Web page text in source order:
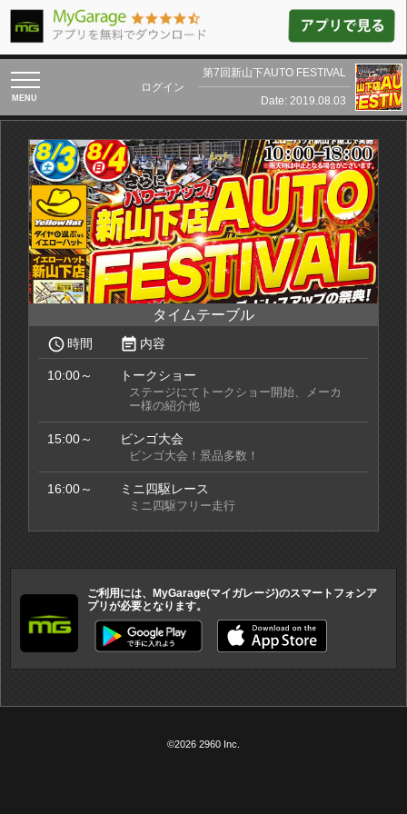
toggle
navigation
ログイン
第7回新山下AUTO FESTIVAL
Date: 2019.08.03
タイムテーブル
access_time時間 event_note 内容
10:00～ トークショー
ステージにてトークショー開始、メーカ
ー様の紹介他
15:00～ ビンゴ大会
ビンゴ大会！景品多数！
16:00～ ミニ四駆レース
ミニ四駆フリー走行
ご利用には、MyGarage(マイガレージ)のスマートフォンア
プリが必要となります。
©2026 2960 Inc.